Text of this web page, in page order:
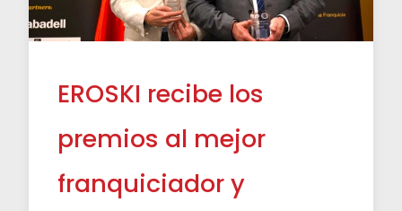
EROSKI recibe los
premios al mejor
franquiciador y